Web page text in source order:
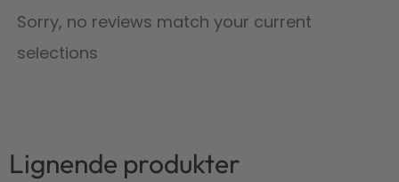
Sorry, no reviews match your current
selections
Lignende produkter